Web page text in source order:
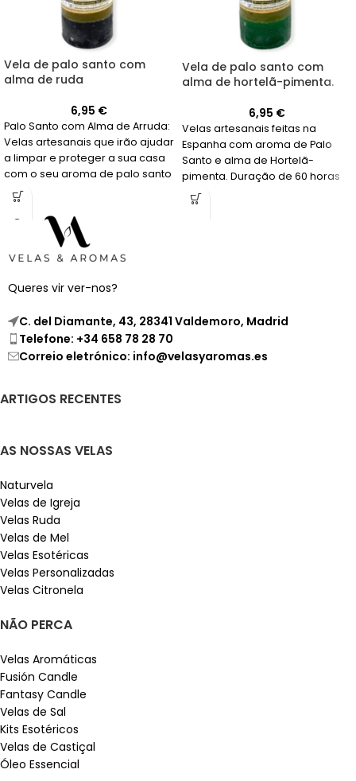
Vela de palo santo com
alma de ruda
6,95 €
Palo Santo com Alma de Arruda:
Velas artesanais que irão ajudar
a limpar e proteger a sua casa
com o seu aroma de palo santo
e arruda. Feitas em Espanha.
Vela de palo santo com
alma de hortelã-pimenta.
6,95 €
Velas artesanais feitas na
Espanha com aroma de Palo
Santo e alma de Hortelã-
pimenta. Duração de 60 horas
para uma experiência relaxante
e refrescante.
Queres vir ver-nos?
C. del Diamante, 43, 28341 Valdemoro, Madrid
Telefone: +34 658 78 28 70
Correio eletrónico: info@velasyaromas.es
ARTIGOS RECENTES
AS NOSSAS VELAS
Naturvela
Velas de Igreja
Velas Ruda
Velas de Mel
Velas Esotéricas
Velas Personalizadas
Velas Citronela
NÃO PERCA
Velas Aromáticas
Fusión Candle
Fantasy Candle
Velas de Sal
Kits Esotéricos
Velas de Castiçal
Óleo Essencial